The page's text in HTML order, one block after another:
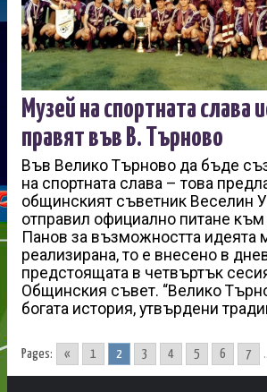
Музей на спортната слава
правят във В. Търново
Във Велико Търново да бъде
на спортната слава – това
общинският съветник Веселин
отправил официално питане
Панов за възможността идеята
реализирана, то е внесено в
предстоящата в четвъртък
Общинския съвет. “Велико
богата история, утвърдени
Pages: « 1 2 3 4 5 6 7